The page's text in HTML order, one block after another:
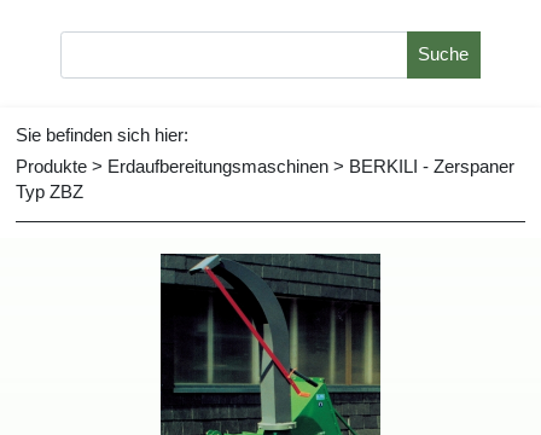
Suche
Siebefindensichhier:
Produkte > Erdaufbereitungsmaschinen > BERKILI-Zerspaner
TypZBZ